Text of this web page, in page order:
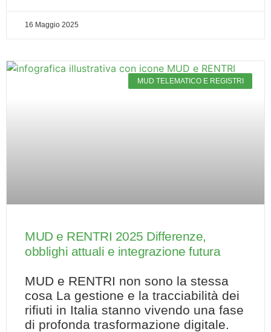
16 Maggio 2025
MUD TELEMATICO E REGISTRI
MUD e RENTRI 2025 Differenze,
obblighi attuali e integrazione futura
MUD e RENTRI non sono la stessa
cosa La gestione e la tracciabilità dei
rifiuti in Italia stanno vivendo una fase
di profonda trasformazione digitale.